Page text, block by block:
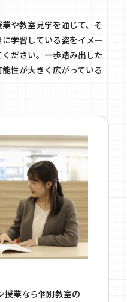
や教室見学を通じて、そ
学習している姿をイメー
ださい。一歩踏み出した
性が大きく広がっている
授業なら個別教室の